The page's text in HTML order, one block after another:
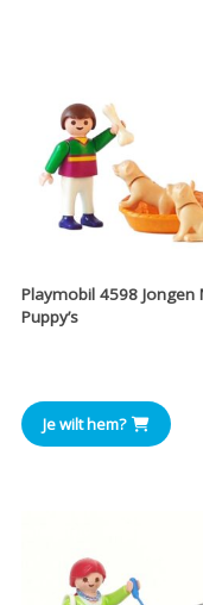
Playmobil 4598 Jongen
Puppy’s
Je wilt hem?